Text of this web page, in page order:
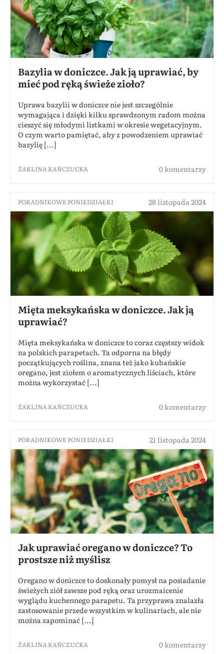
Bazylia w doniczce. Jak ją uprawiać, by
mieć pod ręką świeże zioło?
Uprawa bazylii w doniczce nie jest szczególnie
wymagająca i dzięki kilku sprawdzonym radom można
cieszyć się młodymi listkami w okresie wegetacyjnym.
O czym warto pamiętać, aby z powodzeniem uprawiać
bazylię [...]
ŻAKLINA KAŃCZUCKA 0 komentarzy
PORADNIKOWE PONIEDZIAŁKI 28 listopada 2024
Mięta meksykańska w doniczce. Jak ją
uprawiać?
Mięta meksykańska w doniczce to coraz częstszy widok
na polskich parapetach. Ta odporna na błędy
początkujących roślina, znana też jako kubańskie
oregano, jest ziołem o aromatycznych liściach, które
można wykorzystać [...]
ŻAKLINA KAŃCZUCKA 0 komentarzy
PORADNIKOWE PONIEDZIAŁKI 21 listopada 2024
Jak uprawiać oregano w doniczce? To
prostsze niż myślisz
Oregano w doniczce to doskonały pomysł na posiadanie
świeżych ziół zawsze pod ręką oraz urozmaicenie
wyglądu kuchennego parapetu. Ta przyprawa znalazła
zastosowanie przede wszystkim w kulinariach, ale nie
można zapominać [...]
ŻAKLINA KAŃCZUCKA 0 komentarzy